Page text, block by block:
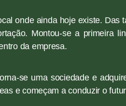
onde ainda hoje existe.
Montou-se a primeira
da empresa.
se uma sociedade e
e começam a conduzir o